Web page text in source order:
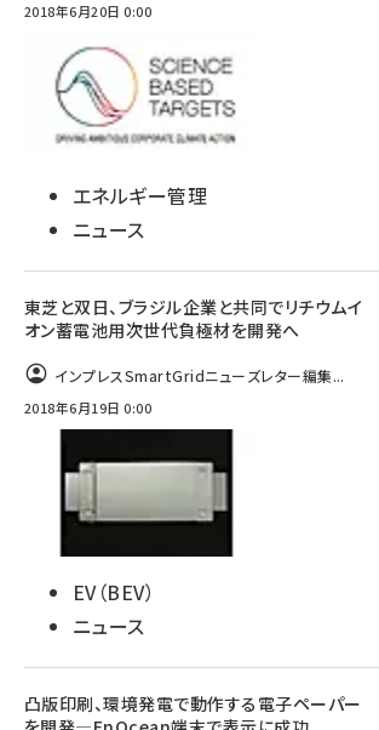
2018年6月20日 0:00
エネルギー管理
ニュース
東芝と双日、ブラジル企業と共同でリチウムイ
オン蓄電池用次世代負極材を開発へ
インプレスSmartGridニューズレター編集...
2018年6月19日 0:00
EV（BEV）
ニュース
凸版印刷、環境発電で動作する電子ペーパー